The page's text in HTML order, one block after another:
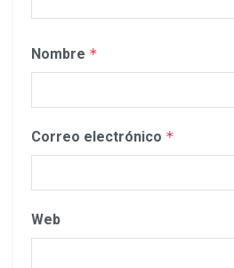
Nombre *
Correo electrónico *
Web